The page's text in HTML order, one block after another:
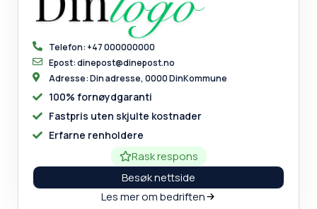
Telefon: +47 000000000
Epost: dinepost@dinepost.no
Adresse: Din adresse, 0000 DinKommune
100% fornøydgaranti
Fastpris uten skjulte kostnader
Erfarne renholdere
Rask respons
Besøk nettside
Les mer om bedriften